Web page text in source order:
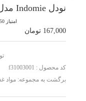
نودل Indomie مدل Chicken Curry
امتیاز 3.50 (1 رای)
167,000 تومان
کد محصول : f31003001
برگشت به مجموعه: مواد